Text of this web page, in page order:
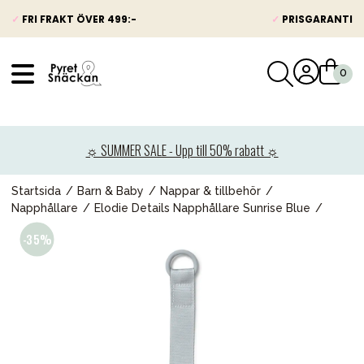
✓ FRI FRAKT ÖVER 499:- ✓ PRISGARANTI
☼ SUMMER SALE - Upp till 50% rabatt ☼
Startsida Barn & Baby
Nappar & tillbehör
Napphållare
Elodie Details Napphållare Sunrise Blue
Barnvagnar
Bilbarnstolar
Barn & Baby
Leksaker
Förälder
Möbler & bädd